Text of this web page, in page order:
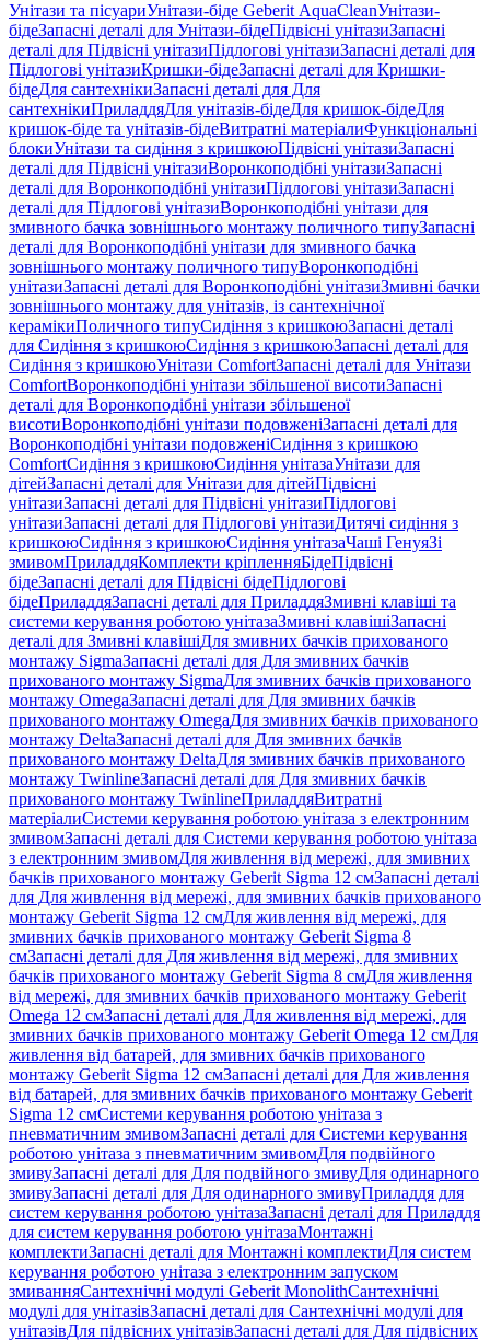
Унітази та пісуариУнітази-біде Geberit AquaCleanУнітази-
бідеЗапасні деталі для Унітази-бідеПідвісні унітазиЗапасні
деталі для Підвісні унітазиПідлогові унітазиЗапасні деталі для
Підлогові унітазиКришки-бідеЗапасні деталі для Кришки-
бідеДля сантехнікиЗапасні деталі для Для
сантехнікиПриладдяДля унітазів-бідеДля кришок-бідеДля
кришок-біде та унітазів-бідеВитратні матеріалиФункціональні
блокиУнітази та сидіння з кришкоюПідвісні унітазиЗапасні
деталі для Підвісні унітазиВоронкоподібні унітазиЗапасні
деталі для Воронкоподібні унітазиПідлогові унітазиЗапасні
деталі для Підлогові унітазиВоронкоподібні унітази для
змивного бачка зовнішнього монтажу поличного типуЗапасні
деталі для Воронкоподібні унітази для змивного бачка
зовнішнього монтажу поличного типуВоронкоподібні
унітазиЗапасні деталі для Воронкоподібні унітазиЗмивні бачки
зовнішнього монтажу для унітазів, із сантехнічної
керамікиПоличного типуСидіння з кришкоюЗапасні деталі
для Сидіння з кришкоюСидіння з кришкоюЗапасні деталі для
Сидіння з кришкоюУнітази ComfortЗапасні деталі для Унітази
ComfortВоронкоподібні унітази збільшеної висотиЗапасні
деталі для Воронкоподібні унітази збільшеної
висотиВоронкоподібні унітази подовженіЗапасні деталі для
Воронкоподібні унітази подовженіСидіння з кришкою
ComfortСидіння з кришкоюСидіння унітазаУнітази для
дітейЗапасні деталі для Унітази для дітейПідвісні
унітазиЗапасні деталі для Підвісні унітазиПідлогові
унітазиЗапасні деталі для Підлогові унітазиДитячі сидіння з
кришкоюСидіння з кришкоюСидіння унітазаЧаші ГенуяЗі
змивомПриладдяКомплекти кріпленняБідеПідвісні
бідеЗапасні деталі для Підвісні бідеПідлогові
бідеПриладдяЗапасні деталі для ПриладдяЗмивні клавіші та
системи керування роботою унітазаЗмивні клавішіЗапасні
деталі для Змивні клавішіДля змивних бачків прихованого
монтажу SigmaЗапасні деталі для Для змивних бачків
прихованого монтажу SigmaДля змивних бачків прихованого
монтажу OmegaЗапасні деталі для Для змивних бачків
прихованого монтажу OmegaДля змивних бачків прихованого
монтажу DeltaЗапасні деталі для Для змивних бачків
прихованого монтажу DeltaДля змивних бачків прихованого
монтажу TwinlineЗапасні деталі для Для змивних бачків
прихованого монтажу TwinlineПриладдяВитратні
матеріалиСистеми керування роботою унітаза з електронним
змивомЗапасні деталі для Системи керування роботою унітаза
з електронним змивомДля живлення від мережі, для змивних
бачків прихованого монтажу Geberit Sigma 12 смЗапасні деталі
для Для живлення від мережі, для змивних бачків прихованого
монтажу Geberit Sigma 12 смДля живлення від мережі, для
змивних бачків прихованого монтажу Geberit Sigma 8
смЗапасні деталі для Для живлення від мережі, для змивних
бачків прихованого монтажу Geberit Sigma 8 смДля живлення
від мережі, для змивних бачків прихованого монтажу Geberit
Omega 12 смЗапасні деталі для Для живлення від мережі, для
змивних бачків прихованого монтажу Geberit Omega 12 смДля
живлення від батарей, для змивних бачків прихованого
монтажу Geberit Sigma 12 смЗапасні деталі для Для живлення
від батарей, для змивних бачків прихованого монтажу Geberit
Sigma 12 смСистеми керування роботою унітаза з
пневматичним змивомЗапасні деталі для Системи керування
роботою унітаза з пневматичним змивомДля подвійного
змивуЗапасні деталі для Для подвійного змивуДля одинарного
змивуЗапасні деталі для Для одинарного змивуПриладдя для
систем керування роботою унітазаЗапасні деталі для Приладдя
для систем керування роботою унітазаМонтажні
комплектиЗапасні деталі для Монтажні комплектиДля систем
керування роботою унітаза з електронним запуском
змиванняСантехнічні модулі Geberit MonolithСантехнічні
модулі для унітазівЗапасні деталі для Сантехнічні модулі для
унітазівДля підвісних унітазівЗапасні деталі для Для підвісних